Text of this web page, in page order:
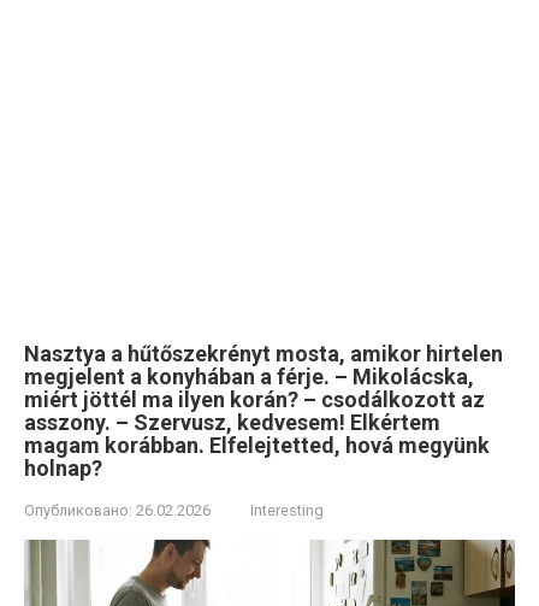
Nasztya a hűtőszekrényt mosta, amikor hirtelen
megjelent a konyhában a férje. – Mikolácska,
miért jöttél ma ilyen korán? – csodálkozott az
asszony. – Szervusz, kedvesem! Elkértem
magam korábban. Elfelejtetted, hová megyünk
holnap?
Опубликовано: 26.02.2026 Interesting